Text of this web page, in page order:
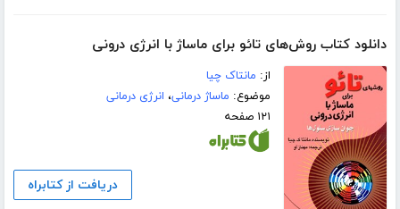
دانلود کتاب روش‌های تائو برای ماساژ با انرژی درونی
از: مانتاک چیا
موضوع: ماساژ درمانی، انرژی درمانی
۱۲۱ صفحه
دریافت از کتابراه